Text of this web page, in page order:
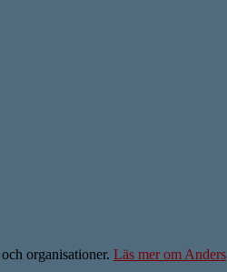
organisationer. Läs mer om Anders